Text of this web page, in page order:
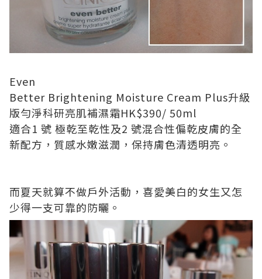
Even
Better Brightening Moisture Cream Plus升級
版勻淨科研亮肌補濕霜HK$390/ 50ml
適合1 號 極乾至乾性及2 號混合性偏乾皮膚的全
新配方，質感水嫩滋潤，保持膚色清透明亮。
而夏天就算不做戶外活動，喜愛美白的女生又怎
少得一支可靠的防曬。